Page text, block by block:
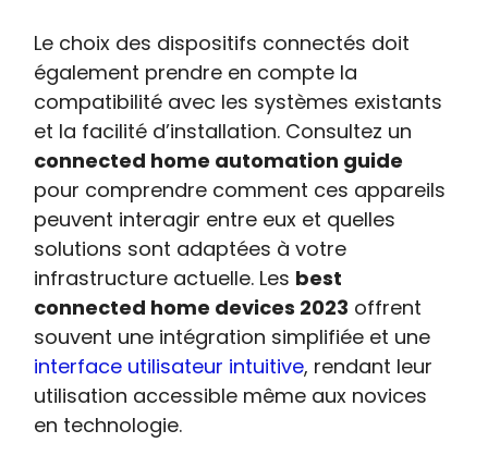
Le choix des dispositifs connectés doit
également prendre en compte la
compatibilité avec les systèmes existants
et la facilité d’installation. Consultez un
connected home automation guide
pour comprendre comment ces appareils
peuvent interagir entre eux et quelles
solutions sont adaptées à votre
infrastructure actuelle. Les best
connected home devices 2023 offrent
souvent une intégration simplifiée et une
interface utilisateur intuitive, rendant leur
utilisation accessible même aux novices
en technologie.